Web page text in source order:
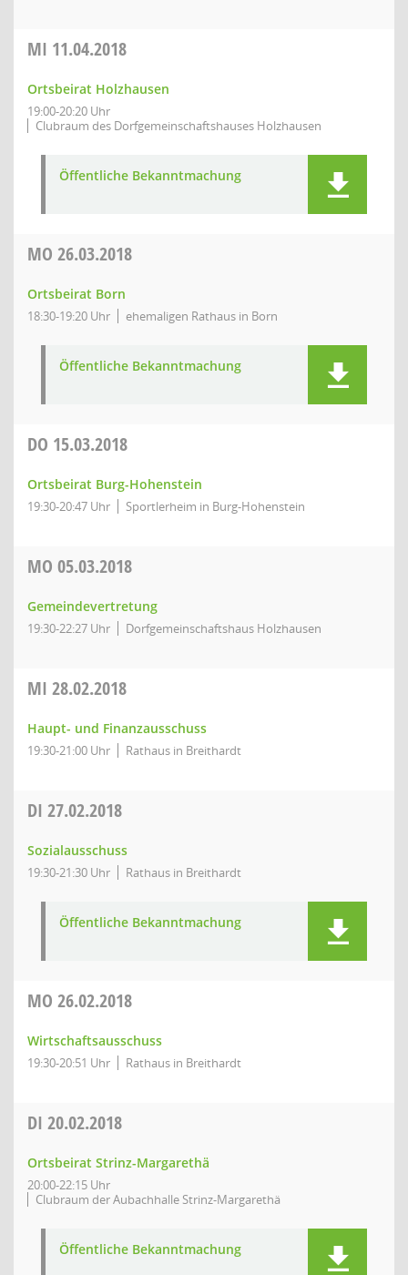
MI 11.04.2018
Ortsbeirat Holzhausen
19:00-20:20 Uhr
Clubraum des Dorfgemeinschaftshauses Holzhausen
Öffentliche Bekanntmachung
MO 26.03.2018
Ortsbeirat Born
18:30-19:20 Uhr ehemaligen Rathaus in Born
Öffentliche Bekanntmachung
DO 15.03.2018
Ortsbeirat Burg-Hohenstein
19:30-20:47 Uhr Sportlerheim in Burg-Hohenstein
MO 05.03.2018
Gemeindevertretung
19:30-22:27 Uhr Dorfgemeinschaftshaus Holzhausen
MI 28.02.2018
Haupt- und Finanzausschuss
19:30-21:00 Uhr Rathaus in Breithardt
DI 27.02.2018
Sozialausschuss
19:30-21:30 Uhr Rathaus in Breithardt
Öffentliche Bekanntmachung
MO 26.02.2018
Wirtschaftsausschuss
19:30-20:51 Uhr Rathaus in Breithardt
DI 20.02.2018
Ortsbeirat Strinz-Margarethä
20:00-22:15 Uhr
Clubraum der Aubachhalle Strinz-Margarethä
Öffentliche Bekanntmachung